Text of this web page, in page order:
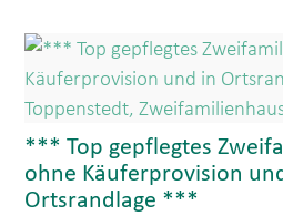
*** Top gepflegtes
ohne Käuferprovision
Ortsrandlage ***